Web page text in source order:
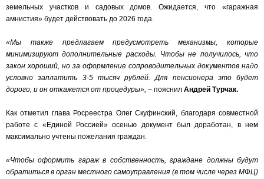
земельных участков и садовых домов. Ожидается, что «гаражная
амнистия» будет действовать до 2026 года.
«Мы также предлагаем предусмотреть механизмы, которые
минимизируют дополнительные расходы. Чтобы не получилось, что
закон хороший, но за оформление сопроводительных документов надо
условно заплатить 3-5 тысяч рублей. Для пенсионера это будет
дорого, и он откажется от процедуры», – пояснил Андрей Турчак.
Как отметил глава Росреестра Олег Скуфинский, благодаря совместной
работе с «Единой Россией» осенью документ был доработан, в нем
максимально учтены пожелания граждан.
«Чтобы оформить гараж в собственность, граждане должны будут
обратиться в орган местного самоуправления (в том числе через МФЦ)